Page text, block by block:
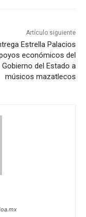
Artículo siguiente
Estrella Palacios
económicos del
Gobierno del Estado a
músicos mazatlecos